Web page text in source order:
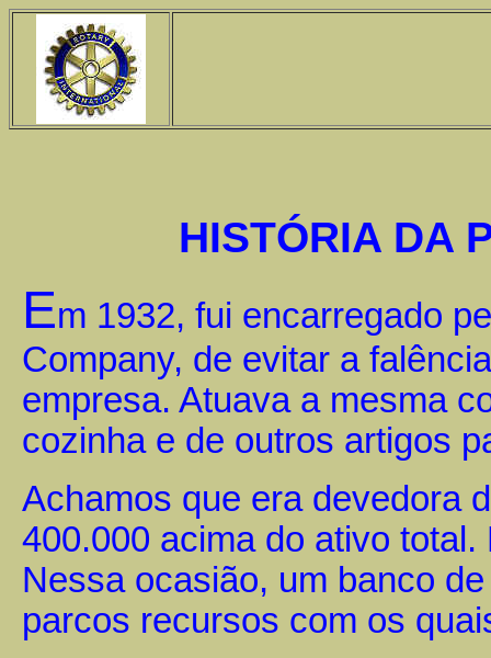
HISTÓRIA DA
Em 1932, fui encarregado
Company, de evitar a
empresa. Atuava a mesma
cozinha e de outros artigos
Achamos que era devedora
400.000 acima do ativo
Nessa ocasião, um banco
parcos recursos com os